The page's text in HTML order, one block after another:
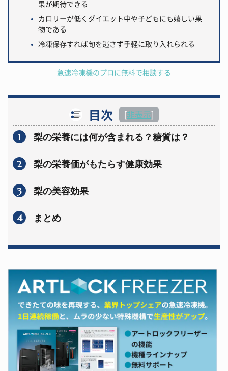
果が期待できる
カロリーが低くダイエット中や子どもにも嬉しい果
物である
冷凍保存すれば旬を逃さず手軽に取り入れられる
急速冷凍機のプロに無料で相談する
目次 [非表示]
1 梨の栄養には何が含まれる？糖質は？
2 梨の栄養価がもたらす健康効果
3 梨の美容効果
4 まとめ